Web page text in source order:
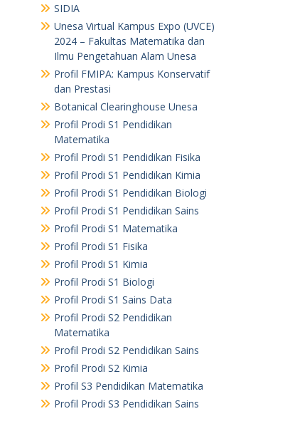
SIDIA
Unesa Virtual Kampus Expo (UVCE)
2024 – Fakultas Matematika dan
Ilmu Pengetahuan Alam Unesa
Profil FMIPA: Kampus Konservatif
dan Prestasi
Botanical Clearinghouse Unesa
Profil Prodi S1 Pendidikan
Matematika
Profil Prodi S1 Pendidikan Fisika
Profil Prodi S1 Pendidikan Kimia
Profil Prodi S1 Pendidikan Biologi
Profil Prodi S1 Pendidikan Sains
Profil Prodi S1 Matematika
Profil Prodi S1 Fisika
Profil Prodi S1 Kimia
Profil Prodi S1 Biologi
Profil Prodi S1 Sains Data
Profil Prodi S2 Pendidikan
Matematika
Profil Prodi S2 Pendidikan Sains
Profil Prodi S2 Kimia
Profil S3 Pendidikan Matematika
Profil Prodi S3 Pendidikan Sains